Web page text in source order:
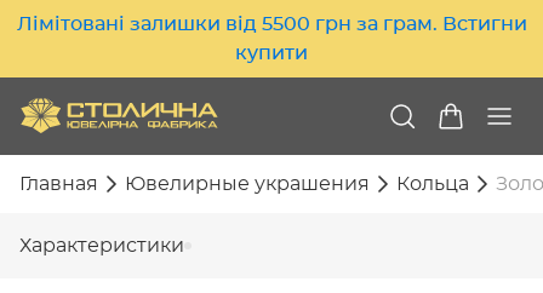
Лімітовані залишки від 5500 грн за грам. Встигни
купити
Главная Ювелирные украшения Кольца
Характеристики